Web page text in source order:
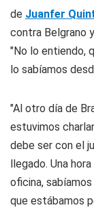
de Juanfer
contra Belgrano
"No lo entiendo,
lo sabíamos
"Al otro día de
estuvimos
debe ser con el
llegado. Una
oficina,
que estábamos